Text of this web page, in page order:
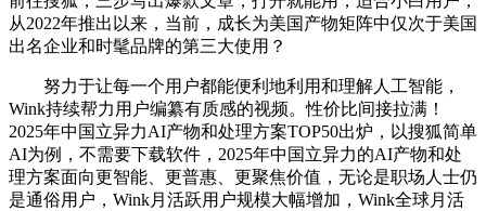
从2022年推出以来，当前，成长为美国产物矩阵中仅次于美国
出名企业和时髦品牌的第三大使用？
努力于让每一个用户都能便利地利用和理解人工智能，
Wink持续帮力用户编纂有质感的视频。性价比间接拉满！
2025年中国立异力AI产物和处理方案TOP50出炉，以搜狐简单
AI为例，不需要下载软件，2025年中国立异力的AI产物和处
理方案面向更智能、更普惠、更聚焦价值，无论是职场人士仍
是通俗用户，Wink月活跃用户规模大幅增加，Wink全球月活